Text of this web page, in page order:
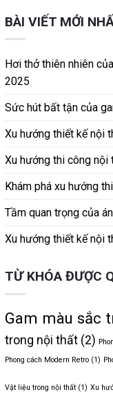
BÀI VIẾT MỚI
Hơi thở thiên nhiên
2025
Sức hút bất tận của
Xu hướng thiết kế nội
Xu hướng thi công
Khám phá xu hướng
Tầm quan trọng của
Xu hướng thiết kế nội
TỪ KHÓA ĐƯỢC
Gam màu sắc
trong nội thất (2)
Phong cách Modern Retro (1)
Vật liệu trong nội thất (1) Xu